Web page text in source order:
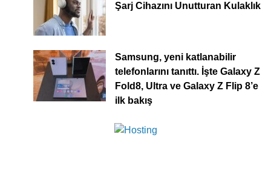
Şarj Cihazını Unutturan Kulaklık
Samsung, yeni katlanabilir
telefonlarını tanıttı. İşte Galaxy Z
Fold8, Ultra ve Galaxy Z Flip 8’e
ilk bakış